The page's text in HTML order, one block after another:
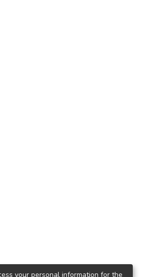
your personal information for the